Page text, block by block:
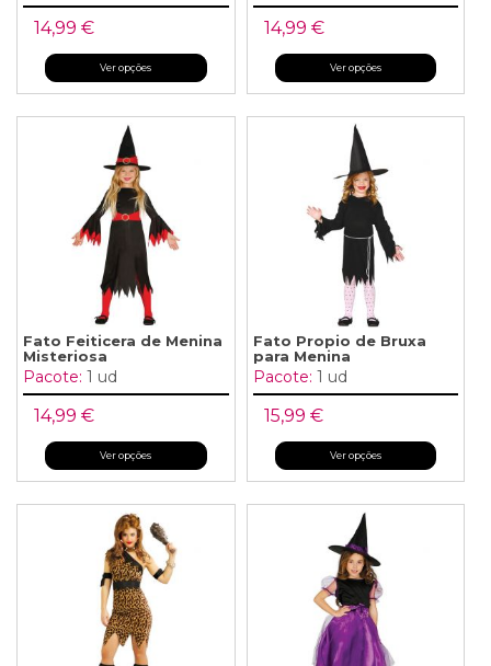
14,99 €
Ver opções
14,99 €
Ver opções
Fato Feiticera de Menina
Misteriosa
Pacote: 1 ud
14,99 €
Ver opções
Fato Propio de Bruxa
para Menina
Pacote: 1 ud
15,99 €
Ver opções